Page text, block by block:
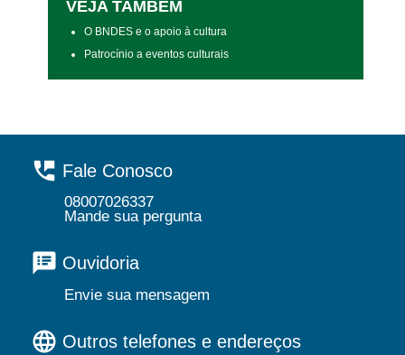
VEJA TAMBÉM
O BNDES e o apoio à cultura
Patrocínio a eventos culturais
Fale Conosco
08007026337
Mande sua pergunta
Ouvidoria
Envie sua mensagem
Outros telefones e endereços